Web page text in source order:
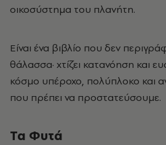
οικοσύστημα του πλανήτη.
Είναι ένα βιβλίο που δεν
θάλασσα· χτίζει κατανόηση και
κόσμο υπέροχο, πολύπλοκο και
που πρέπει να προστατεύσουμε.
Τα Φυτά